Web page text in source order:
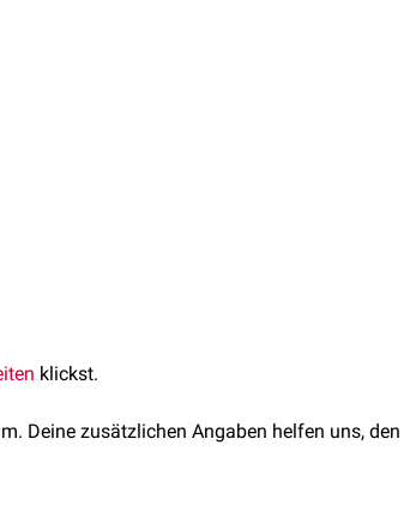
das viszerale Blatt und kleidet den Hodensack
klickst.
Deine zusätzlichen Angaben helfen uns, den